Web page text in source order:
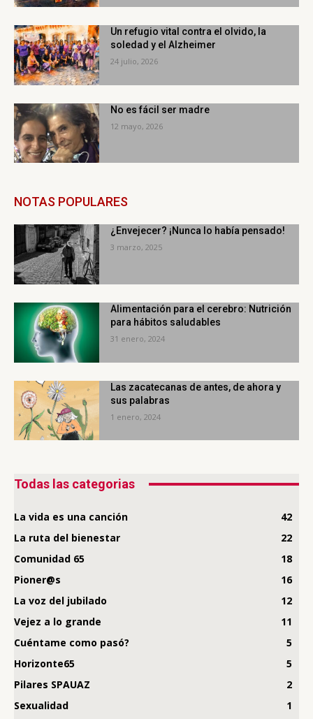
Un refugio vital contra el olvido, la
soledad y el Alzheimer
24 julio, 2026
No es fácil ser madre
12 mayo, 2026
NOTAS POPULARES
¿Envejecer? ¡Nunca lo había pensado!
3 marzo, 2025
Alimentación para el cerebro: Nutrición
para hábitos saludables
31 enero, 2024
Las zacatecanas de antes, de ahora y
sus palabras
1 enero, 2024
Todas las categorias
La vida es una canción
42
La ruta del bienestar
22
Comunidad 65
18
Pioner@s
16
La voz del jubilado
12
Vejez a lo grande
11
Cuéntame como pasó?
5
Horizonte65
5
Pilares SPAUAZ
2
Sexualidad
1